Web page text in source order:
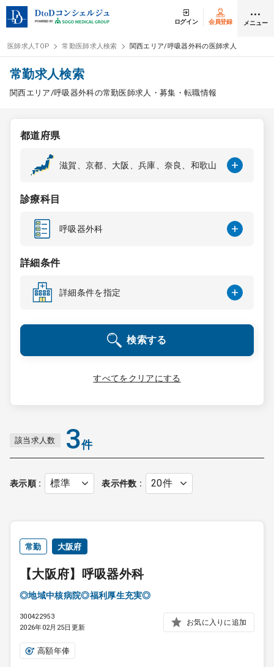
ログイン 会員登録 メニュー
ログイン
医師求人
常勤検索
スポット検索
DtoDの転職・
コンサルタント
成功事例
転職ノウハウ
受付時間 9:00 ～ 18:00（平日）
0120-337-613
クリニック開業
採用をお考えの医療機関の方
医師求人TOP 常勤医師求人検索 関西エリア/呼吸器外科の医師求人
常勤求人検索
関西エリア/呼吸器外科の常勤医師求人・募集・転職情報
都道府県
滋賀、京都、大阪、兵庫、奈良、和歌山
診療科目
呼吸器外科
詳細条件
詳細条件を指定
検索する
すべてをクリアにする
該当求人数 3件
表示順 表示件数
常勤 大阪府
【大阪府】呼吸器外科
◎地域中核病院◎福利厚生充実◎
300422953
2026年02月25日更新
お気に入りに追加
高額年俸